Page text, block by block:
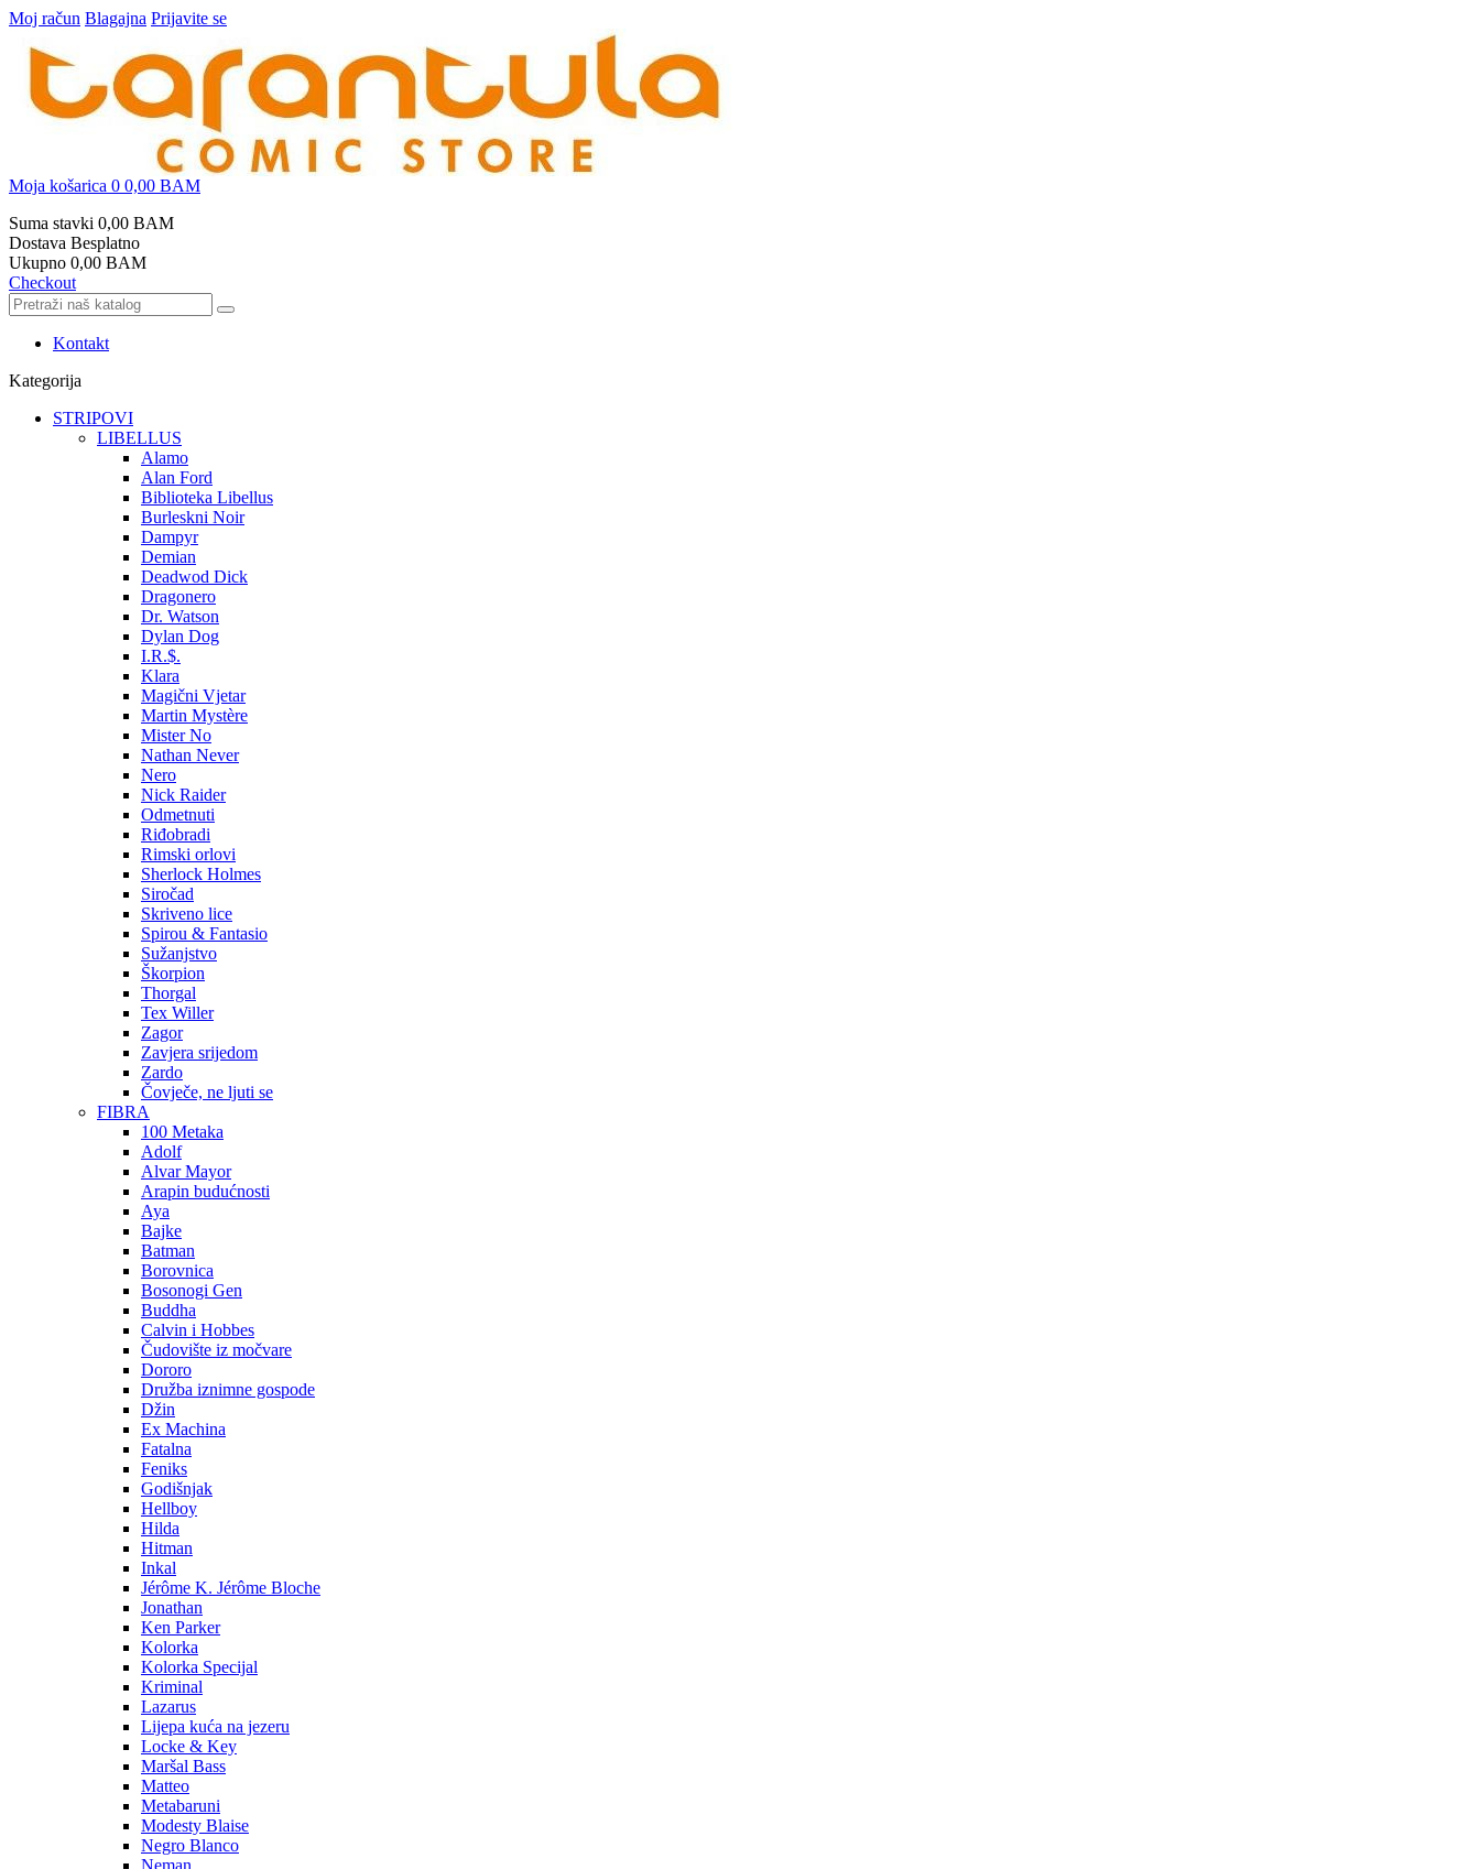
Moj račun Blagajna Prijavite se
Moja košarica 0 0,00 BAM
Suma stavki 0,00 BAM
Dostava Besplatno
Ukupno 0,00 BAM
Checkout
Kontakt
Kategorija
STRIPOVI
LIBELLUS
Alamo
Alan Ford
Biblioteka Libellus
Burleskni Noir
Dampyr
Demian
Deadwod Dick
Dragonero
Dr. Watson
Dylan Dog
I.R.$.
Klara
Magični Vjetar
Martin Mystère
Mister No
Nathan Never
Nero
Nick Raider
Odmetnuti
Riđobradi
Rimski orlovi
Sherlock Holmes
Siročad
Skriveno lice
Spirou & Fantasio
Sužanjstvo
Škorpion
Thorgal
Tex Willer
Zagor
Zavjera srijedom
Zardo
Čovječe, ne ljuti se
FIBRA
100 Metaka
Adolf
Alvar Mayor
Arapin budućnosti
Aya
Bajke
Batman
Borovnica
Bosonogi Gen
Buddha
Calvin i Hobbes
Čudovište iz močvare
Dororo
Družba iznimne gospode
Džin
Ex Machina
Fatalna
Feniks
Godišnjak
Hellboy
Hilda
Hitman
Inkal
Jérôme K. Jérôme Bloche
Jonathan
Ken Parker
Kolorka
Kolorka Specijal
Kriminal
Lazarus
Lijepa kuća na jezeru
Locke & Key
Maršal Bass
Matteo
Metabaruni
Modesty Blaise
Negro Blanco
Neman